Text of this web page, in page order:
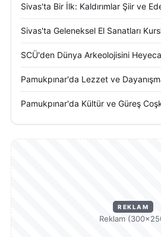
Sivas'ta Bir İlk: Kaldırımlar Şiir ve
Sivas'ta Geleneksel El Sanatları
SCÜ'den Dünya Arkeolojisini
Pamukpınar'da Lezzet ve
Pamukpınar'da Kültür ve Güreş
REKLAM
Reklam